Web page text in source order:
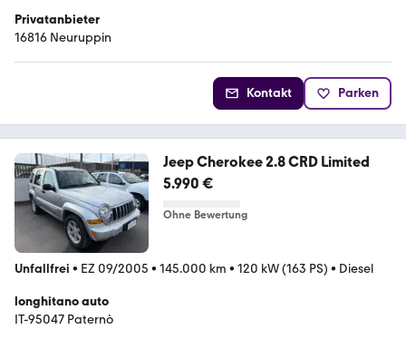
Privatanbieter
16816 Neuruppin
Kontakt Parken
Jeep Cherokee 2.8 CRD Limited
5.990 €
Ohne Bewertung
Unfallfrei • EZ 09/2005 • 145.000 km • 120 kW (163 PS) • Diesel
longhitano auto
IT-95047 Paternò